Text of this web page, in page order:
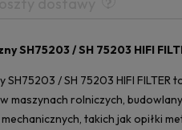
SH75203 / SH 75203 HIFI
SH75203 / SH 75203 HIFI
maszynach rolniczych,
takich jak opiłki